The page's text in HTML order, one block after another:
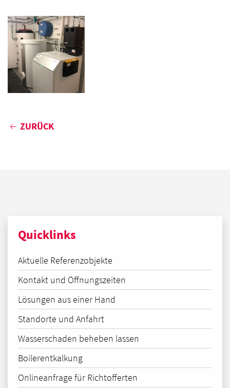
ZURÜCK
Quicklinks
Aktuelle Referenzobjekte
Kontakt und Öffnungszeiten
Lösungen aus einer Hand
Standorte und Anfahrt
Wasserschaden beheben lassen
Boilerentkalkung
Onlineanfrage für Richtofferten